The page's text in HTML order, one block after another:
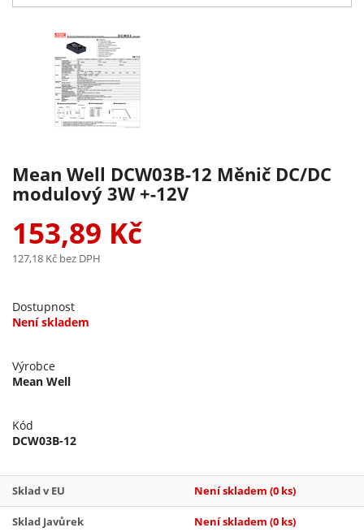
Mean Well DCW03B-12 Měnič DC/DC
modulový 3W +-12V
153,89 Kč
127,18 Kč bez DPH
Dostupnost
Není skladem
Výrobce
Mean Well
Kód
DCW03B-12
Sklad v EU Není skladem (0 ks)
Sklad Javůrek Není skladem (0 ks)